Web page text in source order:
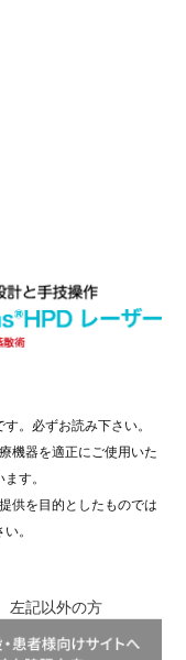
。必ずお読み下さい。
機器を適正にご使用いた
す。
供を目的としたものでは
。
左記以外の方